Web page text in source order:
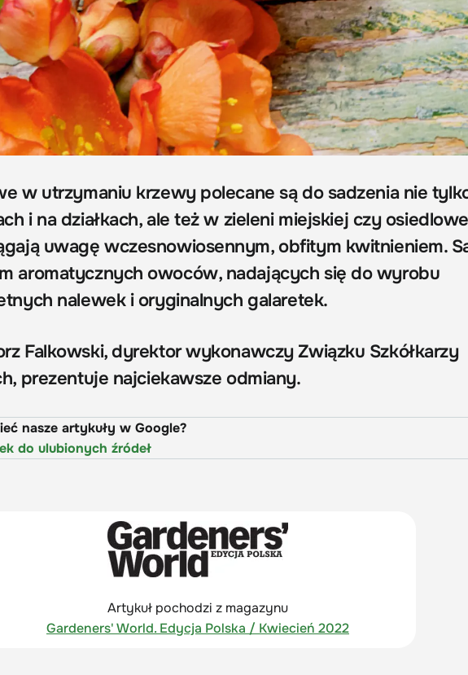
w utrzymaniu krzewy polecane są do sadzenia nie
i na działkach, ale też w zieleni miejskiej czy
uwagę wczesnowiosennym, obfitym kwitnieniem.
aromatycznych owoców, nadających się do wyrobu
nalewek i oryginalnych galaretek.
Falkowski, dyrektor wykonawczy Związku Szkółkarzy
prezentuje najciekawsze odmiany.
nasze artykuły w Google?
do ulubionych źródeł
Artykuł pochodzi z magazynu
Gardeners' World. Edycja Polska / Kwiecień 2022